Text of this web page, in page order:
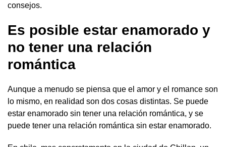
consejos.
Es posible estar enamorado y
no tener una relación
romántica
Aunque a menudo se piensa que el amor y el romance son
lo mismo, en realidad son dos cosas distintas. Se puede
estar enamorado sin tener una relación romántica, y se
puede tener una relación romántica sin estar enamorado.